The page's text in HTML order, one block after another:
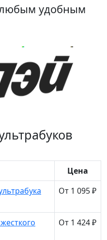
удобным
Цена
От 1 095 ₽
От 1 424 ₽